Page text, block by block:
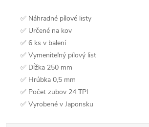
✅ Náhradné pílové listy
✅ Určené na kov
✅ 6 ks v balení
✅ Vymeniteľný pílový list
✅ Dĺžka 250 mm
✅ Hrúbka 0,5 mm
✅ Počet zubov 24 TPI
✅ Vyrobené v Japonsku